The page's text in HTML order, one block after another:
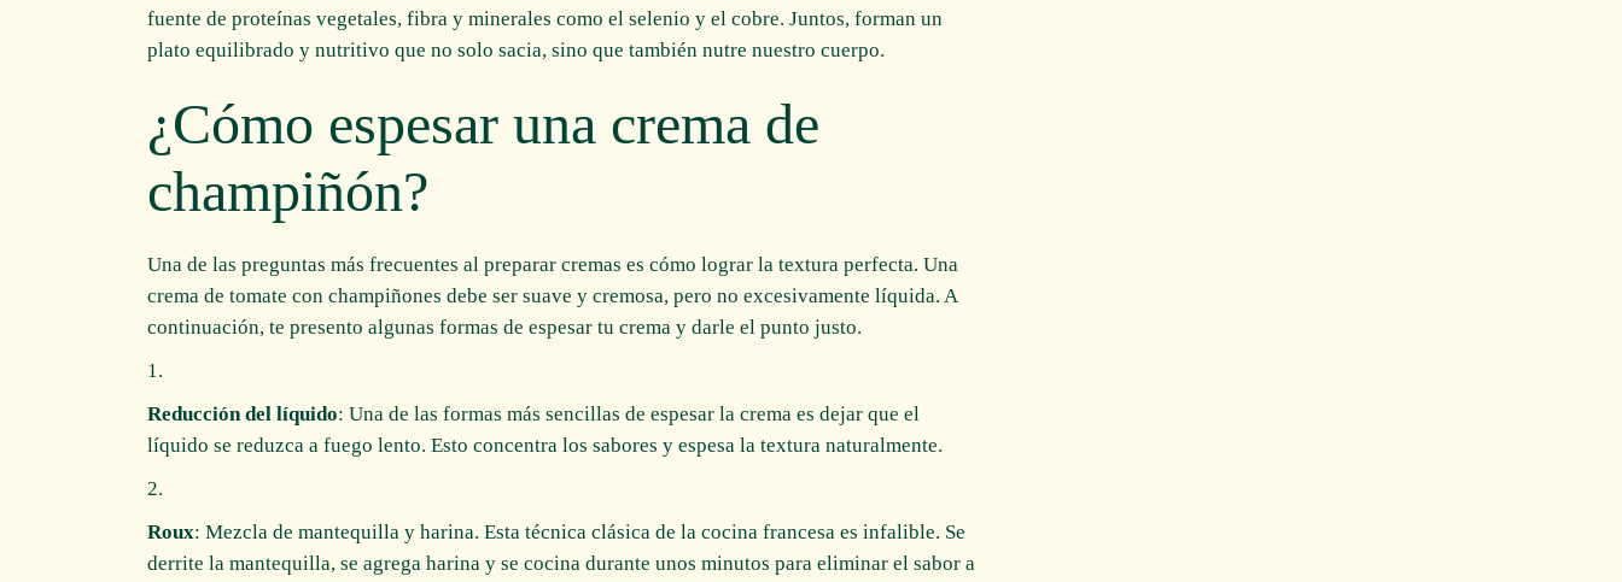
fuente de proteínas vegetales, fibra y minerales como el selenio y el cobre. Juntos, forman un
plato equilibrado y nutritivo que no solo sacia, sino que también nutre nuestro cuerpo.
¿Cómo espesar una crema de
champiñón?
Una de las preguntas más frecuentes al preparar cremas es cómo lograr la textura perfecta. Una
crema de tomate con champiñones debe ser suave y cremosa, pero no excesivamente líquida. A
continuación, te presento algunas formas de espesar tu crema y darle el punto justo.
Reducción del líquido: Una de las formas más sencillas de espesar la crema es dejar que el
líquido se reduzca a fuego lento. Esto concentra los sabores y espesa la textura naturalmente.
Roux: Mezcla de mantequilla y harina. Esta técnica clásica de la cocina francesa es infalible. Se
derrite la mantequilla, se agrega harina y se cocina durante unos minutos para eliminar el sabor a